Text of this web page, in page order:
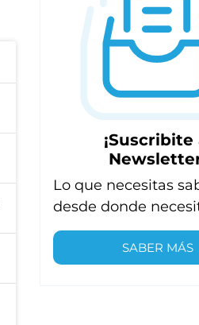
¡Suscribite
Lo que necesitas
desde donde
SABER MÁS